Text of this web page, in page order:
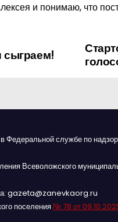
и понимаю, что
сыграем!
в Федеральной службе по
Всеволожского
gazeta@zanevkaorg.ru
поселения № 78 от